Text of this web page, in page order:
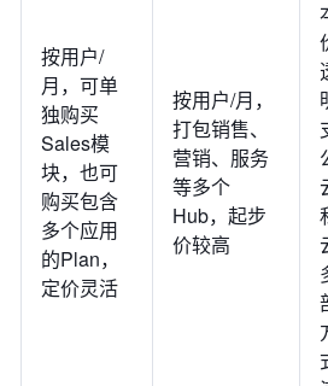
按用户/
月，可单
独购买
Sales模
块，也可
购买包含
多个应用
的Plan，
定价灵活
按用户/月，
打包销售、
营销、服务
等多个
Hub，起步
价较高